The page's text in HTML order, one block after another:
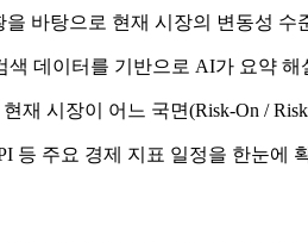
을 바탕으로 현재 시장의 변동성
색 데이터를 기반으로 AI가 요약 해
재 시장이 어느 국면(Risk-On /
등 주요 경제 지표 일정을 한눈에